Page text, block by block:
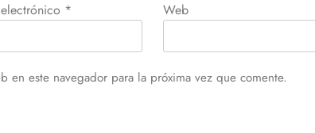
* Web
en este navegador para la próxima vez que comente.